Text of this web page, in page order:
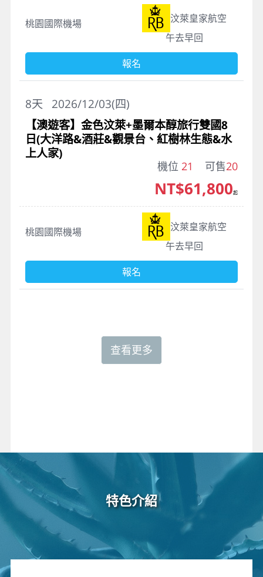
特色介紹
桃園國際機場
汶萊皇家航空
午去早回
報名
2026/12/03(四)
8天
【澳遊客】金色汶萊+墨爾本醇旅行雙國8
日(大洋路&酒莊&觀景台、紅樹林生態&水
上人家)
機位 21 可售20
桃園國際機場
汶萊皇家航空
午去早回
NT$61,800起
報名
查看更多